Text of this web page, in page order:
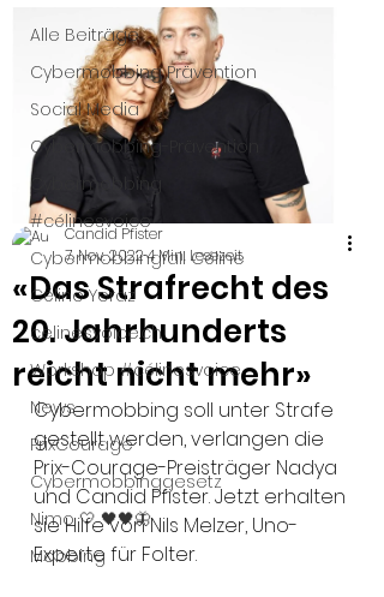
Alle Beiträge
Cybermobbing Prävention
Social Media
Cybermobbing-Prävention
Cybermobbing
#célinesvoice
Cybermobbingfall Céline
Céline Yeraz
celinesvoice.ch
Workshop #célinesvoice
News
PrixCourage
Cybermobbinggesetz
Nimo 🤍 🖤🖤🦋
Mobbing
«Das Strafrecht des
20. Jahrhunderts
reicht nicht mehr»
Candid Pfister
7. Nov. 20224 Min. Lesezeit
Cybermobbing soll unter Strafe
gestellt werden, verlangen die
Prix-Courage-Preisträger Nadya
und Candid Pfister. Jetzt erhalten
sie Hilfe von Nils Melzer, Uno-
Experte für Folter.